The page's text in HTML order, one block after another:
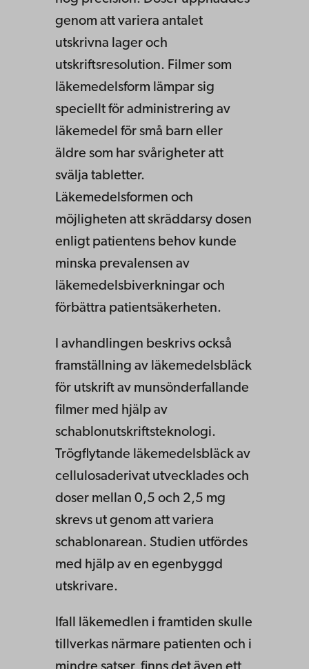
genom att variera antalet
utskrivna lager och
utskriftsresolution. Filmer som
läkemedelsform lämpar sig
speciellt för administrering av
läkemedel för små barn eller
äldre som har svårigheter att
svälja tabletter.
Läkemedelsformen och
möjligheten att skräddarsy dosen
enligt patientens behov kunde
minska prevalensen av
läkemedelsbiverkningar och
förbättra patientsäkerheten.
I avhandlingen beskrivs också
framställning av läkemedelsbläck
för utskrift av munsönderfallande
filmer med hjälp av
schablonutskriftsteknologi.
Trögflytande läkemedelsbläck av
cellulosaderivat utvecklades och
doser mellan 0,5 och 2,5 mg
skrevs ut genom att variera
schablonarean. Studien utfördes
med hjälp av en egenbyggd
utskrivare.
Ifall läkemedlen i framtiden skulle
tillverkas närmare patienten och i